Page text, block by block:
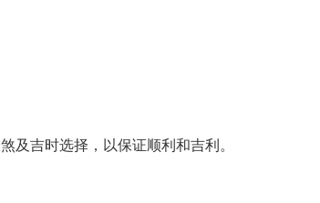
及吉时选择，以保证顺利和吉利。